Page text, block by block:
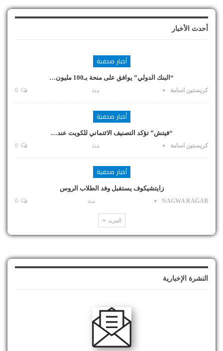
أحدث الأخبار
أخبار صحفية
“البنك الدولي” يوافق على منحة بـ100 مليون…
كريستين اسامة منذ
أخبار صحفية
“فيتش” تؤكد التصنيف الائتماني للكويت عند…
كريستين اسامة منذ
أخبار صحفية
زايتشيكوف يستقبل وفد الطلاب الروس
NAGWA RAGAB منذ
المزيد
النشرة الإخبارية